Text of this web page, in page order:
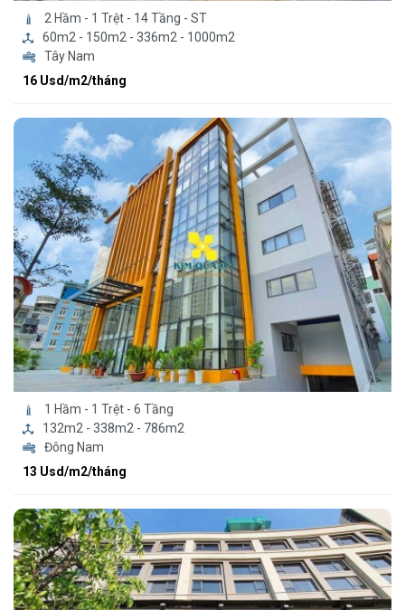
2 Hầm - 1 Trệt - 14 Tầng - ST
60m2 - 150m2 - 336m2 - 1000m2
Tây Nam
16 Usd/m2/tháng
1 Hầm - 1 Trệt - 6 Tầng
132m2 - 338m2 - 786m2
Đông Nam
13 Usd/m2/tháng